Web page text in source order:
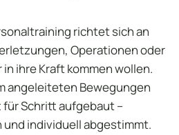
richtet sich an
Operationen oder
ihre Kraft kommen wollen.
angeleiteten Bewegungen
Schritt aufgebaut –
individuell abgestimmt.